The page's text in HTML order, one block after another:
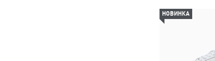
НОВИНКА